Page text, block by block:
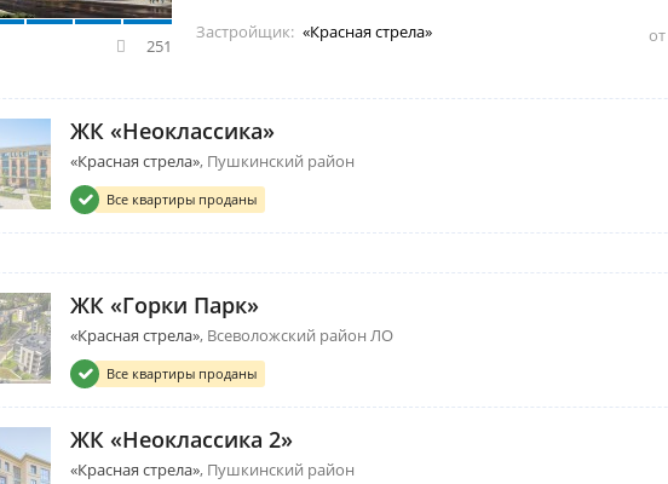
251
от
Застройщик: «Красная стрела»
ЖК «Неоклассика»
«Красная стрела» Пушкинский район
Все квартиры проданы
ЖК «Горки Парк»
«Красная стрела» Всеволожский район ЛО
Все квартиры проданы
ЖК «Неоклассика 2»
«Красная стрела» Пушкинский район